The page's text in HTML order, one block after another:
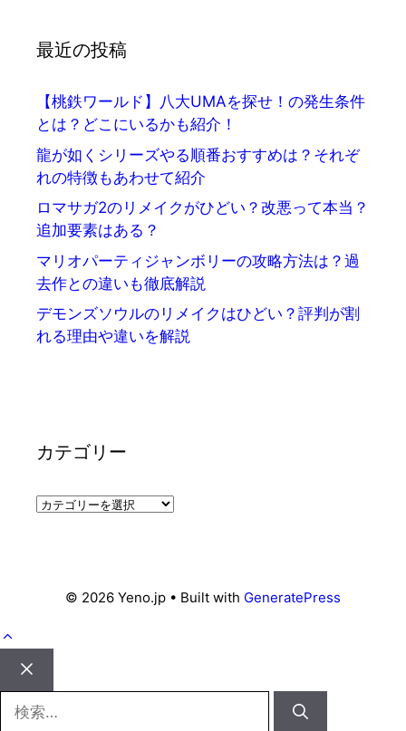
最近の投稿
【桃鉄ワールド】八大UMAを探せ！の発生条件
とは？どこにいるかも紹介！
龍が如くシリーズやる順番おすすめは？それぞ
れの特徴もあわせて紹介
ロマサガ2のリメイクがひどい？改悪って本当？
追加要素はある？
マリオパーティジャンボリーの攻略方法は？過
去作との違いも徹底解説
デモンズソウルのリメイクはひどい？評判が割
れる理由や違いを解説
カテゴリー
カ
© 2026 Yeno.jp • Built with GeneratePress
Close
索: